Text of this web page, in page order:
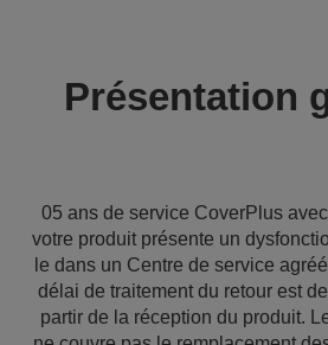
Présentation
05 ans de service CoverPlus
votre produit présente un
le dans un Centre de service
délai de traitement du retour est
partir de la réception du produit.